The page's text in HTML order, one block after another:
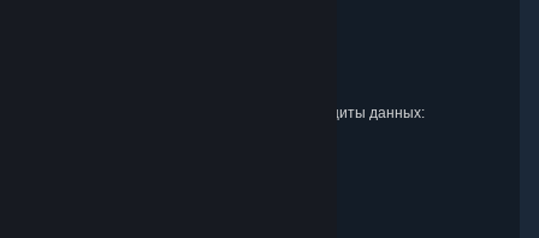
Представитель Швейцарии по вопросам защиты данных: